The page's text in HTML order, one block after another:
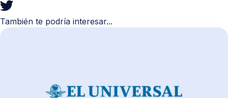
También te podría interesar...